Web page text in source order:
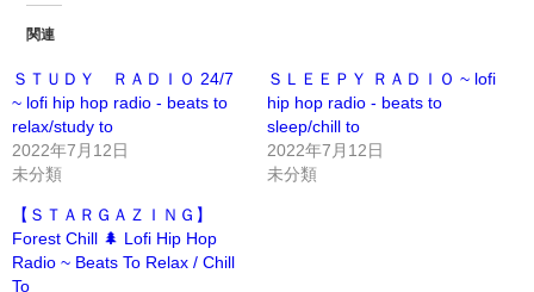
関連
ＳＴＵＤＹ ＲＡＤＩＯ 24/7
~ lofi hip hop radio - beats to
relax/study to
2022年7月12日
未分類
ＳＬＥＥＰＹ ＲＡＤＩＯ ~ lofi
hip hop radio - beats to
sleep/chill to
2022年7月12日
未分類
【ＳＴＡＲＧＡＺＩＮＧ】
Forest Chill 🌲 Lofi Hip Hop
Radio ~ Beats To Relax / Chill
To